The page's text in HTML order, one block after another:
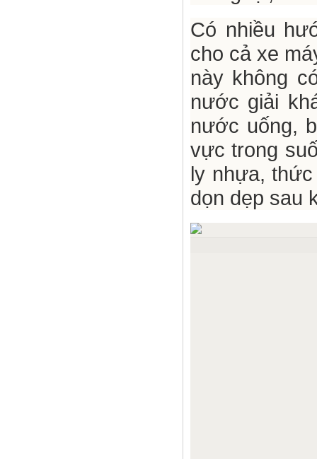
Có nhiều
cho cả xe
này không
nước giải
nước uống,
vực trong
ly nhựa,
dọn dẹp sau